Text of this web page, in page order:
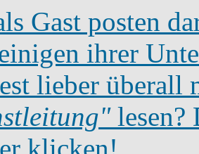
Gast posten
ihrer
lieber überall
lesen?